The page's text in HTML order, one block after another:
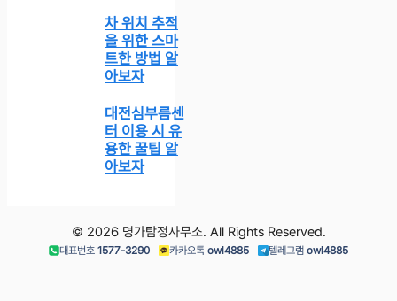
차 위치 추적
을 위한 스마
트한 방법 알
아보자
대전심부름센
터 이용 시 유
용한 꿀팁 알
아보자
© 2026 명가탐정사무소. All Rights Reserved.
대표번호 1577-3290 카카오톡 owl4885 텔레그램 owl4885